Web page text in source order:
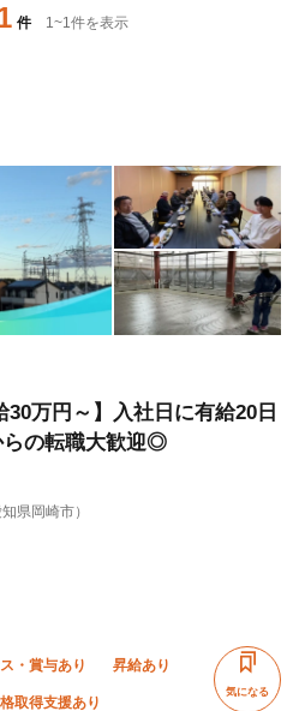
件 1~1件を表示
30万円～】入社日に有給20日
らの転職大歓迎◎
知県岡崎市）
・賞与あり 昇給あり
取得支援あり
気になる